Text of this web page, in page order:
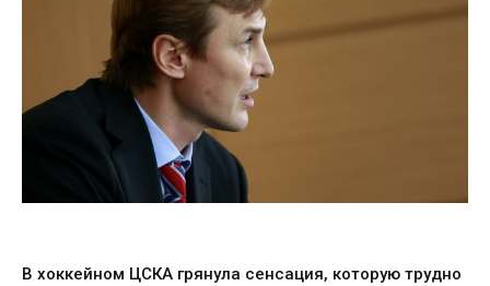
В хоккейном ЦСКА грянула сенсация, которую трудно